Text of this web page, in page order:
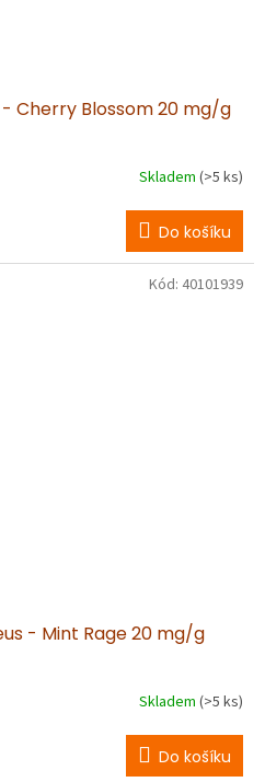
Cherry Blossom 20 mg/g
Skladem (>5 ks)
Do košíku
- Mint Rage 20 mg/g
Skladem (>5 ks)
Do košíku
Kód: 40101939